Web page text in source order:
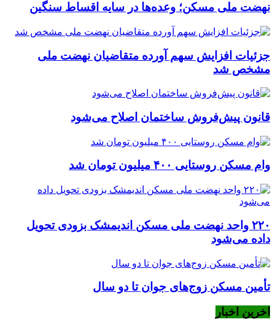
نهضت ملی مسکن؛ وعده‌ها در سایه اقساط سنگین
جزئیات افزایش سهم آورده متقاضیان نهضت ملی
مشخص شد
قانون پیش‌فروش ساختمان اصلاح می‌شود
وام مسکن روستایی ۴۰۰ میلیون تومان شد
۲۲۰ واحد نهضت ملی مسکن اندیمشک بزودی تحویل
داده می‌شود
تأمین مسکن زوج‌های جوان تا دو سال
اخرین اخبار